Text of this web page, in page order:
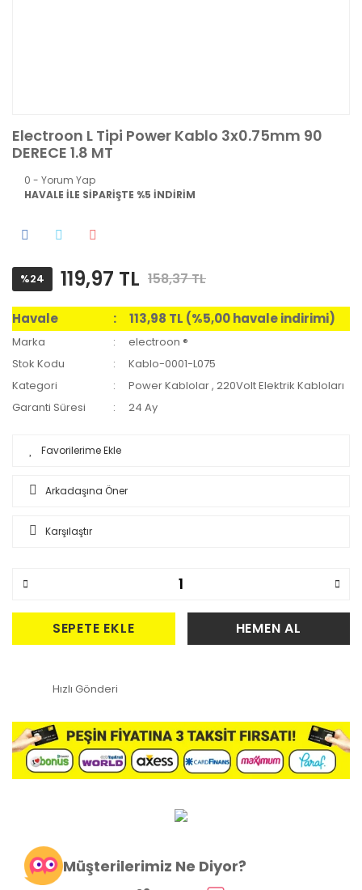
Electroon L Tipi Power Kablo 3x0.75mm 90
DERECE 1.8 MT
0 - Yorum Yap
HAVALE İLE SİPARİŞTE %5 İNDİRİM
%24 119,97 TL 158,37 TL
Havale 113,98 TL (%5,00 havale indirimi)
Marka
electroon ®
Stok Kodu
Kablo-0001-L075
Kategori
Power Kablolar,220Volt Elektrik Kabloları
Garanti Süresi
24 Ay
Arkadaşına Öner
Karşılaştır
SEPETE EKLE HEMEN AL
Hızlı Gönderi
Müşterilerimiz Ne Diyor?